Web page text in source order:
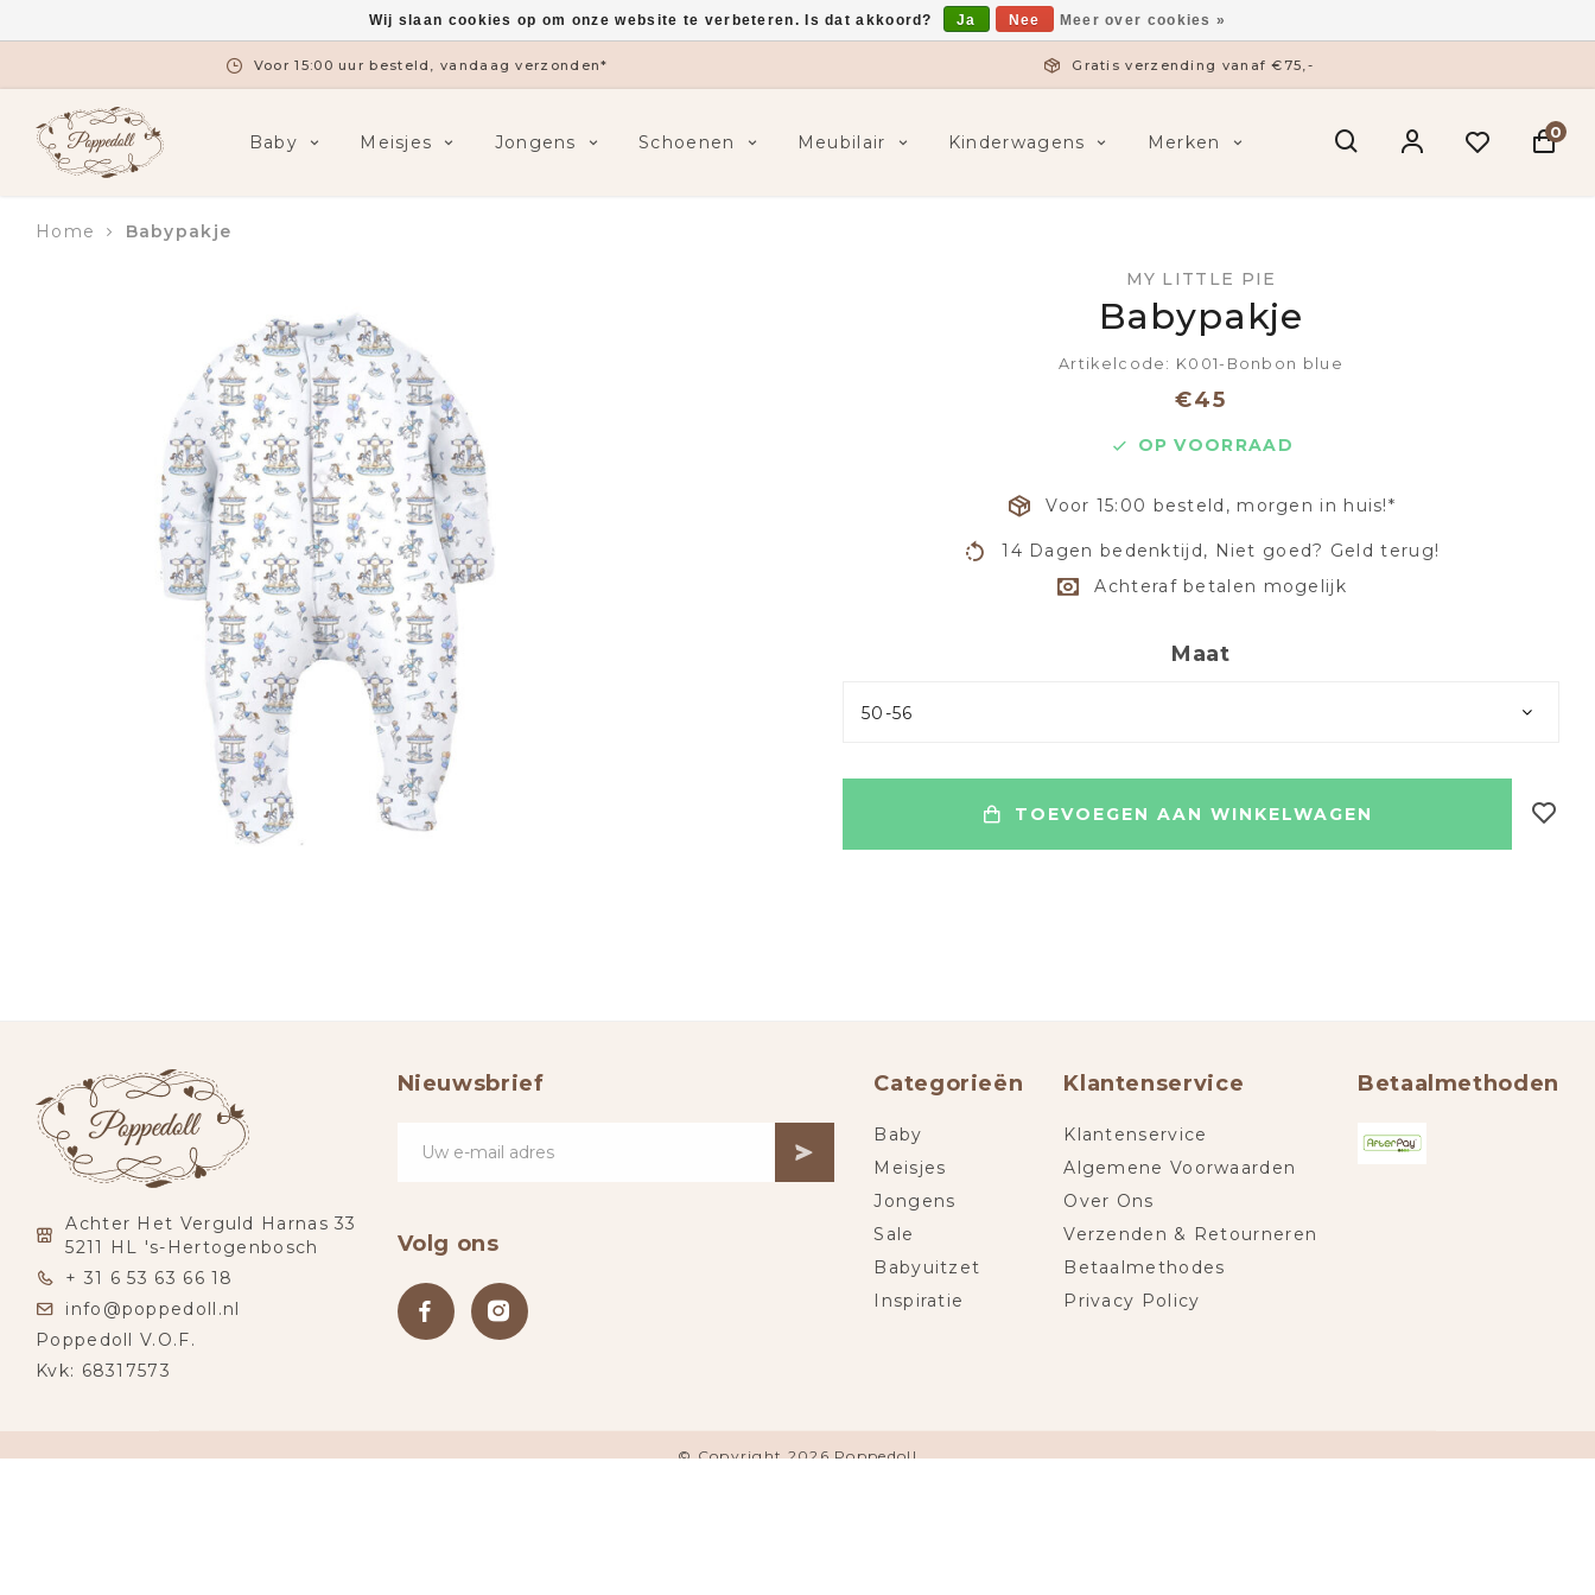
Voor 15:00 uur besteld, vandaag verzonden* Gratis verzending vanaf €75,-
Baby Meisjes Jongens Schoenen Meubilair Kinderwagens Merken 0
Home Babypakje
MY LITTLE PIE
Babypakje
Artikelcode: K001-Bonbon blue
€45
OP VOORRAAD
Voor 15:00 besteld, morgen in huis!*
14 Dagen bedenktijd, Niet goed? Geld terug!
Achteraf betalen mogelijk
Maat
50-56
TOEVOEGEN AAN WINKELWAGEN
Achter Het Verguld Harnas 33
5211 HL 's-Hertogenbosch
+ 31 6 53 63 66 18
info@poppedoll.nl
Poppedoll V.O.F.
Kvk: 68317573
Nieuwsbrief
Volg ons
Categorieën
Baby
Meisjes
Jongens
Sale
Babyuitzet
Inspiratie
Klantenservice
Klantenservice
Algemene Voorwaarden
Over Ons
Verzenden & Retourneren
Betaalmethodes
Privacy Policy
Betaalmethoden
© Copyright 2026 Poppedoll
Wij slaan cookies op om onze website te verbeteren. Is dat akkoord? Ja Nee Meer over cookies »